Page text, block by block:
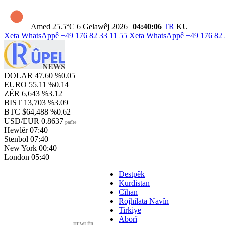
Amed 25.5°C 6 Gelawêj 2026 04:40:07 TR KU
Xeta WhatsAppê +49 176 82 33 11 55 Xeta WhatsAppê +49 176 82
DOLAR 47.60 %0.05
EURO 55.11 %0.14
ZÊR 6,643 %3.12
BIST 13,703 %3.09
BTC $64,488 %0.62
USD/EUR 0.8637 parîte
Hewlêr 07:40
Stenbol 07:40
New York 00:40
London 05:40
Destpêk
Kurdistan
Cîhan
Rojhilata Navîn
Tirkiye
Aborî